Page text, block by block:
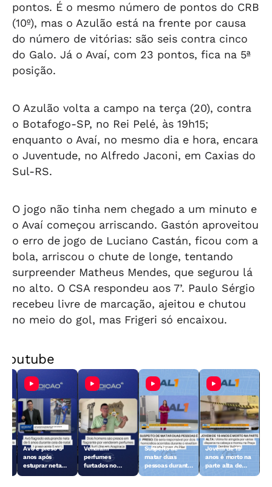
pontos. É o mesmo número de pontos do CRB
(10º), mas o Azulão está na frente por causa
do número de vitórias: são seis contra cinco
do Galo. Já o Avaí, com 23 pontos, fica na 5ª
posição.
O Azulão volta a campo na terça (20), contra
o Botafogo-SP, no Rei Pelé, às 19h15;
enquanto o Avaí, no mesmo dia e hora, encara
o Juventude, no Alfredo Jaconi, em Caxias do
Sul-RS.
O jogo não tinha nem chegado a um minuto e
o Avaí começou arriscando. Gastón aproveitou
o erro de jogo de Luciano Castán, ficou com a
bola, arriscou o chute de longe, tentando
surpreender Matheus Mendes, que segurou lá
no alto. O CSA respondeu aos 7’. Paulo Sérgio
recebeu livre de marcação, ajeitou e chutou
no meio do gol, mas Frigeri só encaixou.
Avô é preso 5
anos após
estuprar neta
Vendiam
perfumes
furtados no
Suspeito de
matar duas
pessoas durante
Jovem de 19
anos é morto na
parte alta de